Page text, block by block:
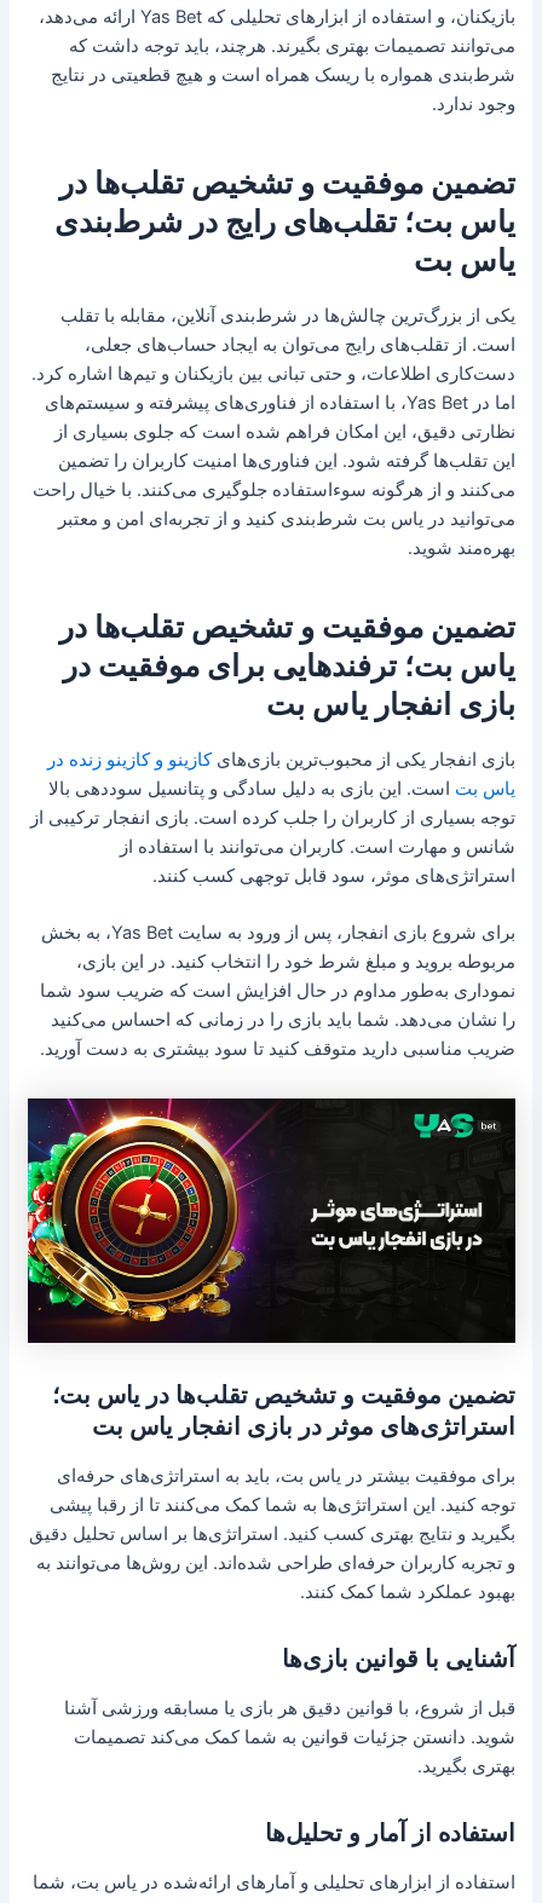
بازیکنان، و استفاده از ابزارهای تحلیلی که Yas Bet ارائه می‌دهد،
می‌توانند تصمیمات بهتری بگیرند. هرچند، باید توجه داشت که
شرط‌بندی همواره با ریسک همراه است و هیچ قطعیتی در نتایج
وجود ندارد.
تضمین موفقیت و تشخیص تقلب‌ها در
یاس بت؛ تقلب‌های رایج در شرط‌بندی
یاس بت
یکی از بزرگ‌ترین چالش‌ها در شرط‌بندی آنلاین، مقابله با تقلب
است. از تقلب‌های رایج می‌توان به ایجاد حساب‌های جعلی،
دست‌کاری اطلاعات، و حتی تبانی بین بازیکنان و تیم‌ها اشاره کرد.
اما در Yas Bet، با استفاده از فناوری‌های پیشرفته و سیستم‌های
نظارتی دقیق، این امکان فراهم شده است که جلوی بسیاری از
این تقلب‌ها گرفته شود. این فناوری‌ها امنیت کاربران را تضمین
می‌کنند و از هرگونه سوءاستفاده جلوگیری می‌کنند. با خیال راحت
می‌توانید در یاس بت شرط‌بندی کنید و از تجربه‌ای امن و معتبر
بهره‌مند شوید.
تضمین موفقیت و تشخیص تقلب‌ها در
یاس بت؛ ترفندهایی برای موفقیت در
بازی انفجار یاس بت
بازی انفجار یکی از محبوب‌ترین بازی‌هایکازینو و کازینو زنده در
یاس بت است. این بازی به دلیل سادگی و پتانسیل سوددهی بالا
توجه بسیاری از کاربران را جلب کرده است. بازی انفجار ترکیبی از
شانس و مهارت است. کاربران می‌توانند با استفاده از
استراتژی‌های موثر، سود قابل توجهی کسب کنند.
برای شروع بازی انفجار، پس از ورود به سایت Yas Bet، به بخش
مربوطه بروید و مبلغ شرط خود را انتخاب کنید. در این بازی،
نموداری به‌طور مداوم در حال افزایش است که ضریب سود شما
را نشان می‌دهد. شما باید بازی را در زمانی که احساس می‌کنید
ضریب مناسبی دارید متوقف کنید تا سود بیشتری به دست آورید.
تضمین موفقیت و تشخیص تقلب‌ها در یاس بت؛
استراتژی‌های موثر در بازی انفجار یاس بت
برای موفقیت بیشتر در یاس بت، باید به استراتژی‌های حرفه‌ای
توجه کنید. این استراتژی‌ها به شما کمک می‌کنند تا از رقبا پیشی
بگیرید و نتایج بهتری کسب کنید. استراتژی‌ها بر اساس تحلیل دقیق
و تجربه کاربران حرفه‌ای طراحی شده‌اند. این روش‌ها می‌توانند به
بهبود عملکرد شما کمک کنند.
آشنایی با قوانین بازی‌ها
قبل از شروع، با قوانین دقیق هر بازی یا مسابقه ورزشی آشنا
شوید. دانستن جزئیات قوانین به شما کمک می‌کند تصمیمات
بهتری بگیرید.
استفاده از آمار و تحلیل‌ها
استفاده از ابزارهای تحلیلی و آمارهای ارائه‌شده در یاس بت، شما